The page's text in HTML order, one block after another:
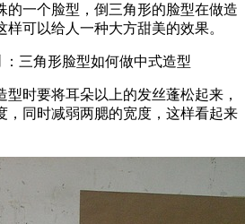
的一个脸型，倒三角形的脸型在做造
可以给人一种大方甜美的效果。
：三角形脸型如何做中式造型
型时要将耳朵以上的发丝蓬松起来，
，同时减弱两腮的宽度，这样看起来